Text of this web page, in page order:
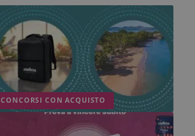
CONCORSI CON ACQUISTO